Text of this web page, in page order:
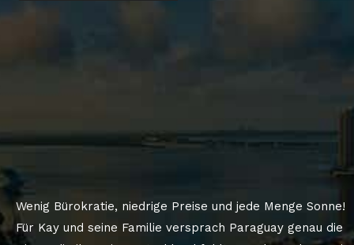
Wenig Bürokratie, niedrige Preise und jede Menge Sonne!
Für Kay und seine Familie versprach Paraguay genau die